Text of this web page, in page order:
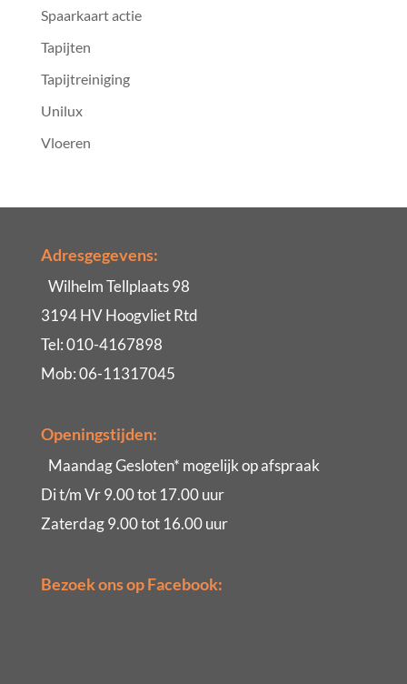
Spaarkaart actie
Tapijten
Tapijtreiniging
Unilux
Vloeren
Adresgegevens:
Wilhelm Tellplaats 98
3194 HV Hoogvliet Rtd
Tel: 010-4167898
Mob: 06-11317045
Openingstijden:
Maandag Gesloten* mogelijk op afspraak
Di t/m Vr 9.00 tot 17.00 uur
Zaterdag 9.00 tot 16.00 uur
Bezoek ons op Facebook: